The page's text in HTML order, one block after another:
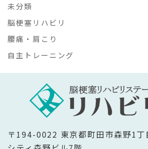
未分類
脳梗塞リハビリ
腰痛・肩こり
自主トレーニング
〒194-0022 東京都町田市森野1